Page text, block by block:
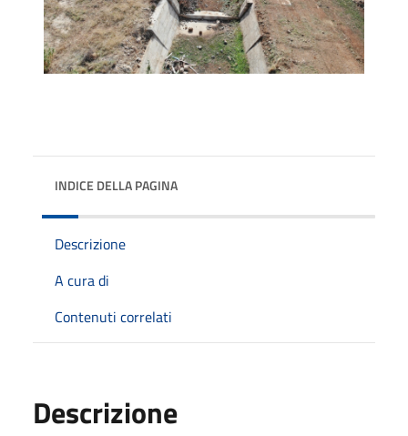
INDICE DELLA PAGINA
Descrizione
A cura di
Contenuti correlati
Descrizione